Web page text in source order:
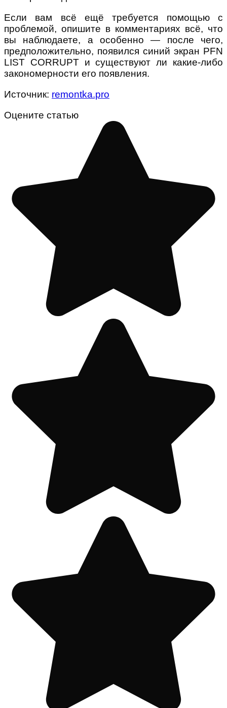
Если вам всё ещё требуется помощью с
проблемой, опишите в комментариях всё, что
вы наблюдаете, а особенно — после чего,
предположительно, появился синий экран PFN
LIST CORRUPT и существуют ли какие-либо
закономерности его появления.
Источник: remontka.pro
Оцените статью